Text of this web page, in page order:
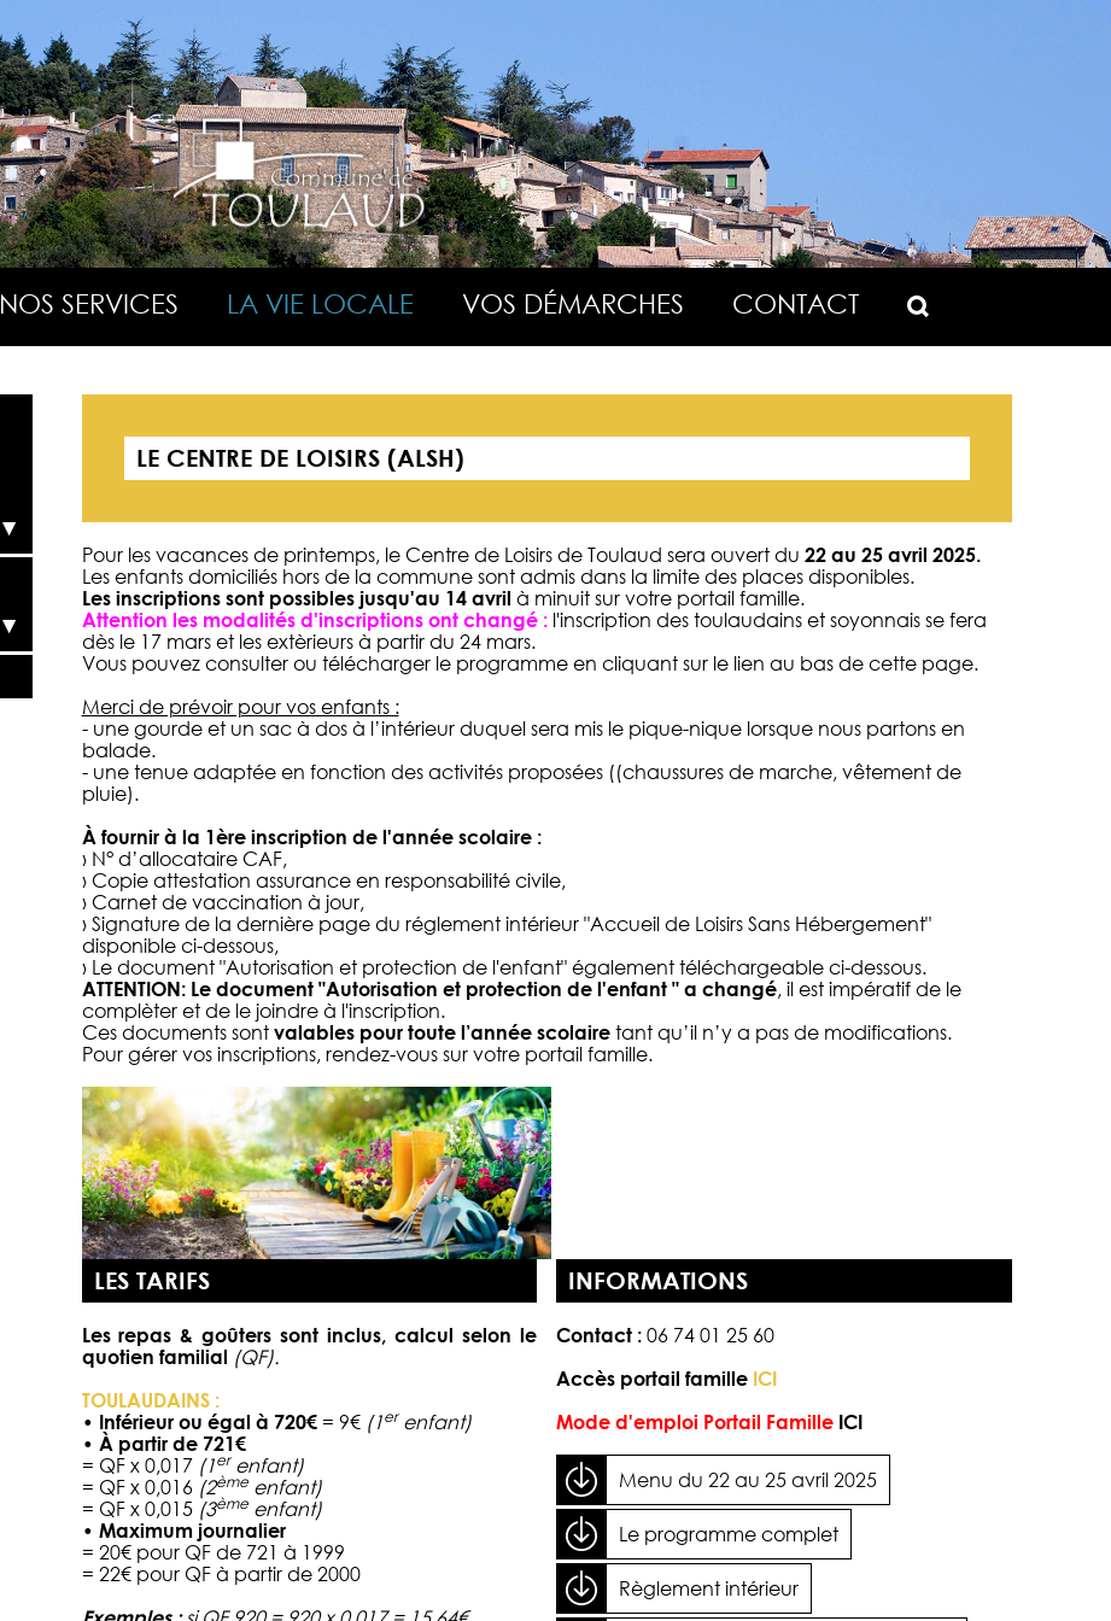
NOS SERVICES LA VIE LOCALE VOS DÉMARCHES CONTACT
LE CENTRE DE LOISIRS (ALSH)
Pour les vacances de printemps, le Centre de Loisirs de Toulaud sera ouvert du 22 au 25 avril 2025.
Les enfants domiciliés hors de la commune sont admis dans la limite des places disponibles.
Les inscriptions sont possibles jusqu'au 14 avril à minuit sur votre portail famille.
Attention les modalités d'inscriptions ont changé :l'inscription des toulaudains et soyonnais se fera
dès le 17 mars et les extèrieurs à partir du 24 mars.
Vous pouvez consulter ou télécharger le programme en cliquant sur le lien au bas de cette page.
Merci de prévoir pour vos enfants :
- une gourde et un sac à dos à l’intérieur duquel sera mis le pique-nique lorsque nous partons en
balade.
- une tenue adaptée en fonction des activités proposées ((chaussures de marche, vêtement de
pluie).
À fournir à la 1ère inscription de l'année scolaire :
› N° d’allocataire CAF,
› Copie attestation assurance en responsabilité civile,
› Carnet de vaccination à jour,
› Signature de la dernière page du réglement intérieur "Accueil de Loisirs Sans Hébergement"
disponible ci-dessous,
› Le document "Autorisation et protection de l'enfant" également téléchargeable ci-dessous.
ATTENTION: Le document "Autorisation et protection de l'enfant " a changé, il est impératif de le
complèter et de le joindre à l'inscription.
Ces documents sont valables pour toute l’année scolairetant qu’il n’y a pas de modifications.
Pour gérer vos inscriptions, rendez-vous sur votre portail famille.
LES TARIFS
Les repas & goûters sont inclus, calcul selon le
quotien familial (QF).
TOULAUDAINS :
• Inférieur ou égal à 720€= 9€ (1erenfant)
• À partir de 721€
= QF x 0,017 (1erenfant)
= QF x 0,016 (2èmeenfant)
= QF x 0,015 (3èmeenfant)
• Maximum journalier
= 20€ pour QF de 721 à 1999
= 22€ pour QF à partir de 2000
INFORMATIONS
Contact : 06 74 01 25 60
Accès portail famille ICI
Mode d'emploi Portail Famille ICI
Menu du 22 au 25 avril 2025
Le programme complet
Règlement intérieur